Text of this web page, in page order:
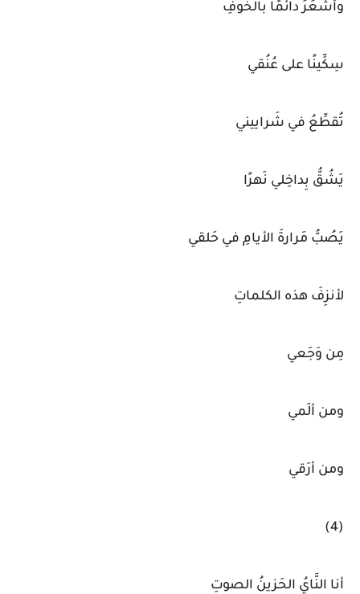
وأشعُرُ دائمًا بالخَوفِ
سِكِّينًا على عُنُقي
تُقطِّعُ في شَراييني
يَشُقُّ بِداخِلي نَهرًا
يَصُبُّ مَرارةَ الأيامِ في حَلقي
لأنزِفَ هذه الكلماتِ
مِن وَجَعي
ومن ألَمي
ومن أرَقي
(4)
أنا النَّايُ الحَزينُ الصوتِ